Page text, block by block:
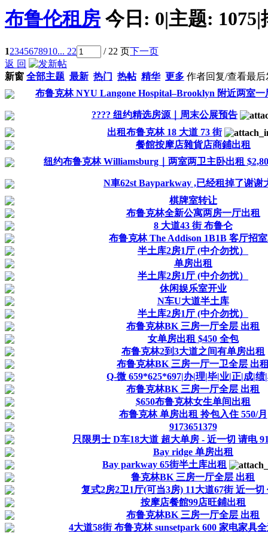
布鲁伦租房 今日: 0|主题: 1075|
12345678910... 22 / 22 页下一页
返 回
新窗 全部主题 最新 热门 热帖 精华 更多 作者回复/查看最后
布鲁克林 NYU Langone Hospital–Brooklyn 附近两室一
???? 纽约精选房源｜周末公展预告
出租布鲁克林 18 大道 73 街
餐館按摩店雜貨店商鋪出租
纽约布鲁克林 Williamsburg｜两室两卫主卧出租
N車62st Bayparkway ,已经租掉了谢谢
棋牌室转让
布鲁克林全新公寓两房一厅出租
8 大道43 街 布鲁仑
布鲁克林 The Addison 1B1B 客厅招
半土库2房1厅 (中介勿扰）
单房出租
半土库2房1厅 (中介勿扰）
休闲娱乐室开业
N车U大道半土库
半土库2房1厅 (中介勿扰）
布鲁克林BK 三房一厅全层 出租
女单房出租 $450 全包
布鲁克林2到3大道之间有单房出租
布鲁克林BK 三房一厅一卫全层 出
Q-微 659*625*697|办|理|毕|业|正|成|绩
布鲁克林BK 三房一厅全层 出租
$650布鲁克林女生单间出租
布鲁克林 单房出租 拎包入住 550/月
9173651379
只限男士 D车18大道 超大单房 - 近一切 请电
Bay ridge 单房出租
Bay parkway 65街半土库出租
鲁克林BK 三房一厅全层 出租
复式2房2卫1厅(可当3房) 11大道67街 近一切
按摩店餐館99店旺鋪出租
布鲁克林BK 三房一厅全层 出租
4大道58街 布鲁克林 sunsetpark 600 家电家具